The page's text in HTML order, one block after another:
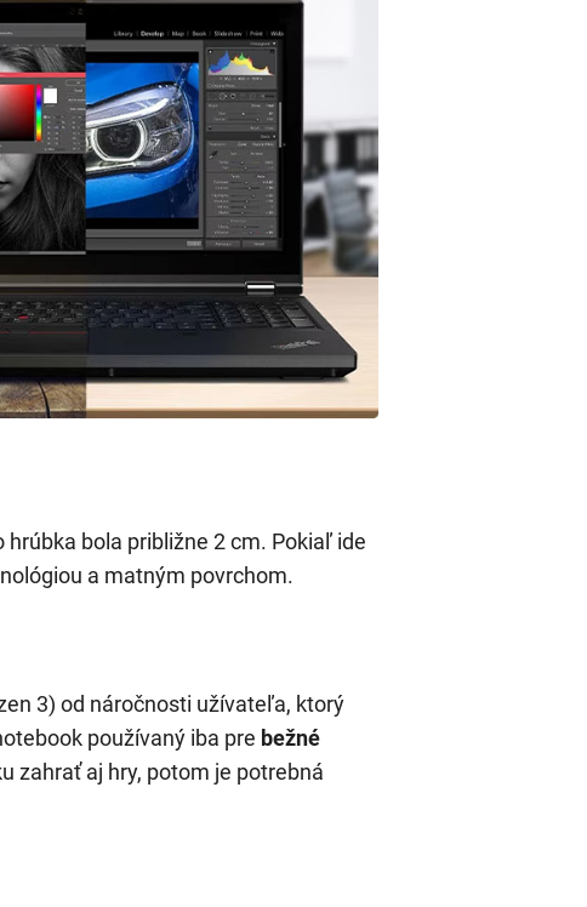
hrúbka bola približne 2 cm. Pokiaľ ide
a matným povrchom.
3) od náročnosti užívateľa, ktorý
používaný iba pre bežné
zahrať aj hry, potom je potrebná